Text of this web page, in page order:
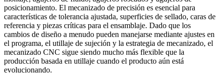
posicionamiento. El mecanizado de precisión es esencial para
características de tolerancia ajustada, superficies de sellado, caras de
referencia y piezas críticas para el ensamblaje. Dado que los
cambios de diseño a menudo pueden manejarse mediante ajustes en
el programa, el utillaje de sujeción y la estrategia de mecanizado, el
mecanizado CNC sigue siendo mucho más flexible que la
producción basada en utillaje cuando el producto aún está
evolucionando.